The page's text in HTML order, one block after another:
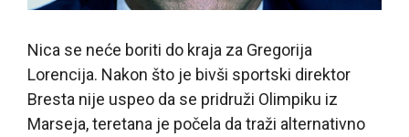
Nica se neće boriti do kraja za Gregorija
Lorencija. Nakon što je bivši sportski direktor
Bresta nije uspeo da se pridruži Olimpiku iz
Marseja, teretana je počela da traži alternativno